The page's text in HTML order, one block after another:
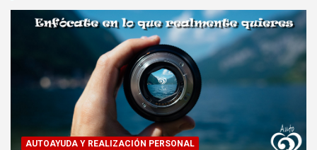
AUTOAYUDA Y REALIZACIÓN PERSONAL